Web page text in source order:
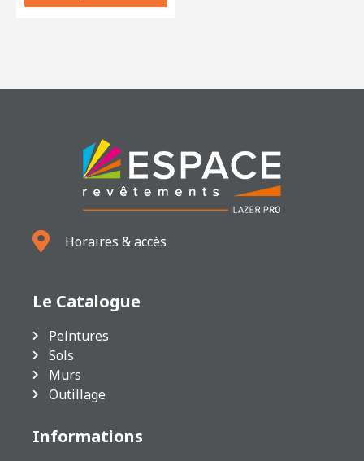
Horaires & accès
Le Catalogue
Peintures
Sols
Murs
Outillage
Informations